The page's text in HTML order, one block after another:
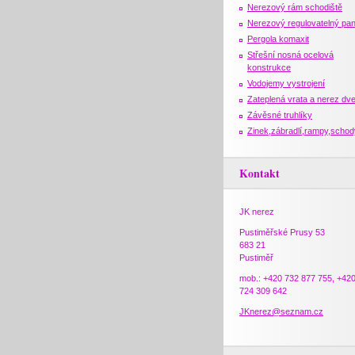
Nerezový rám schodiště
Nerezový regulovatelný
Pergola komaxit
Střešní nosná ocelová
konstrukce
Vodojemy vystrojení
Zateplená vrata a nerez
Závěsné truhlíky
Kontakt
JK nerez
Pustiměřské Prusy 53
683 21
Pustiměř
mob.: +420 732 877 755, +420
724 309 642
JKnerez@seznam.cz